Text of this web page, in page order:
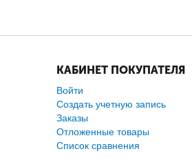
КАБИНЕТ ПОКУПАТЕЛЯ
Войти
Создать учетную запись
Заказы
Отложенные товары
Список сравнения